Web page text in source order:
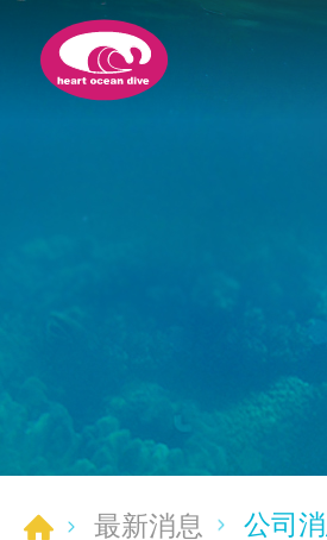
最新消息 公司